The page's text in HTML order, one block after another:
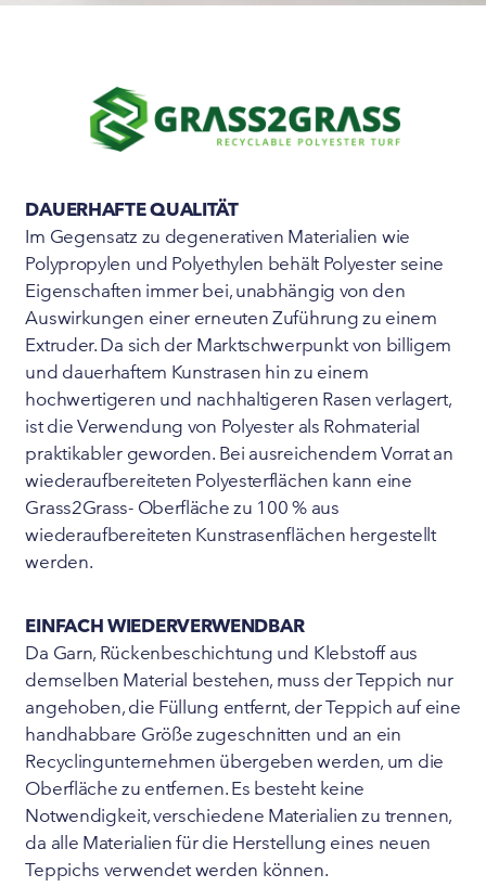
DAUERHAFTE QUALITÄT
Im Gegensatz zu degenerativen Materialien wie
Polypropylen und Polyethylen behält Polyester seine
Eigenschaften immer bei, unabhängig von den
Auswirkungen einer erneuten Zuführung zu einem
Extruder. Da sich der Marktschwerpunkt von billigem
und dauerhaftem Kunstrasen hin zu einem
hochwertigeren und nachhaltigeren Rasen verlagert,
ist die Verwendung von Polyester als Rohmaterial
praktikabler geworden. Bei ausreichendem Vorrat an
wiederaufbereiteten Polyesterflächen kann eine
Grass2Grass- Oberfläche zu 100 % aus
wiederaufbereiteten Kunstrasenflächen hergestellt
werden.
EINFACH WIEDERVERWENDBAR
Da Garn, Rückenbeschichtung und Klebstoff aus
demselben Material bestehen, muss der Teppich nur
angehoben, die Füllung entfernt, der Teppich auf eine
handhabbare Größe zugeschnitten und an ein
Recyclingunternehmen übergeben werden, um die
Oberfläche zu entfernen. Es besteht keine
Notwendigkeit, verschiedene Materialien zu trennen,
da alle Materialien für die Herstellung eines neuen
Teppichs verwendet werden können.